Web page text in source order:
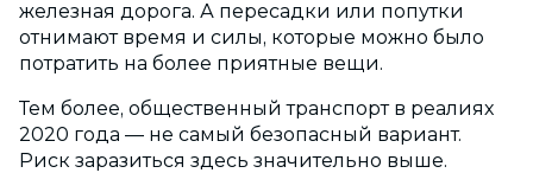
железная дорога. А пересадки или попутки
отнимают время и силы, которые можно было
потратить на более приятные вещи.
Тем более, общественный транспорт в реалиях
2020 года — не самый безопасный вариант.
Риск заразиться здесь значительно выше.